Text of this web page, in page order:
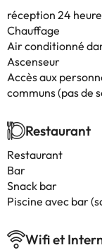
réception 24
Chauffage
Air conditionné
Ascenseur
Accès aux
communs (pas de
Restaurant
Restaurant
Bar
Snack bar
Piscine avec bar
Wifi et